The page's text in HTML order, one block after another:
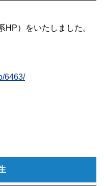
HP）をいたしました。
6463/